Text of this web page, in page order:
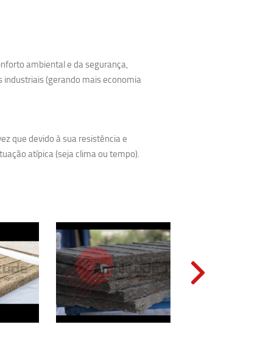
ambiental e da segurança,
(gerando mais economia
que devido à sua resistência e
atípica (seja clima ou tempo).